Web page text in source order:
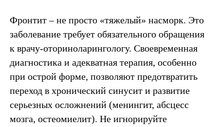
Фронтит – не просто «тяжелый» насморк. Это
заболевание требует обязательного обращения
к врачу-оториноларингологу. Своевременная
диагностика и адекватная терапия, особенно
при острой форме, позволяют предотвратить
переход в хронический синусит и развитие
серьезных осложнений (менингит, абсцесс
мозга, остеомиелит). Не игнорируйте